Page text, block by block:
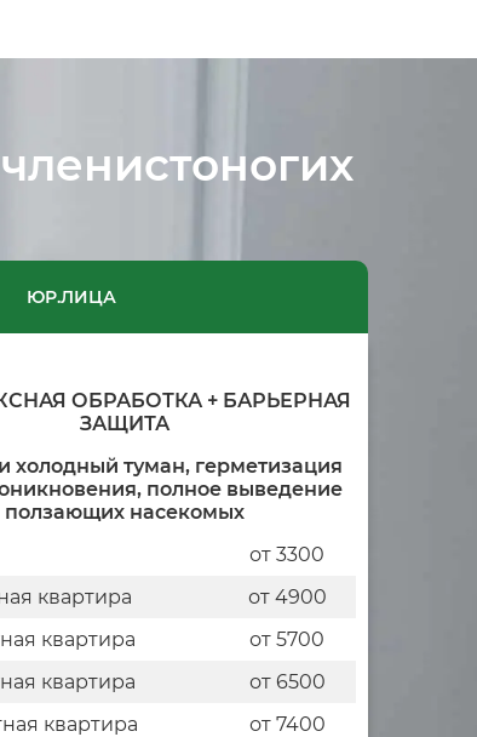
ЮР.ЛИЦА
ОБРАБОТКА + БАРЬЕРНАЯ
ЗАЩИТА
холодный туман, герметизация
полное выведение
ползающих насекомых
от 3300
квартира
от 4900
квартира
от 5700
квартира
от 6500
квартира
от 7400